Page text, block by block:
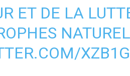
ET DE LA